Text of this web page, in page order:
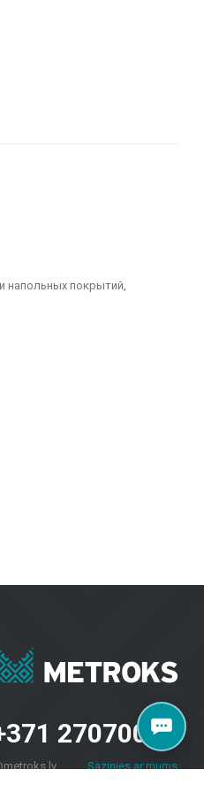
напольных покрытий,
27070040
Sazinies ar mums